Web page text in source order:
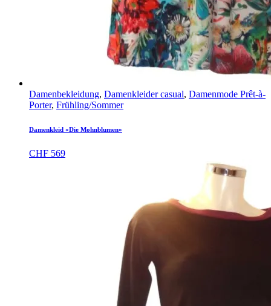
Damenbekleidung, Damenkleider casual, Damenmode Prêt-à-
Porter, Frühling/Sommer
Damenkleid «Die Mohnblumen»
CHF 569